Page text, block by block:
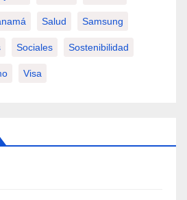
Salud Samsung
Sociales Sostenibilidad
Visa